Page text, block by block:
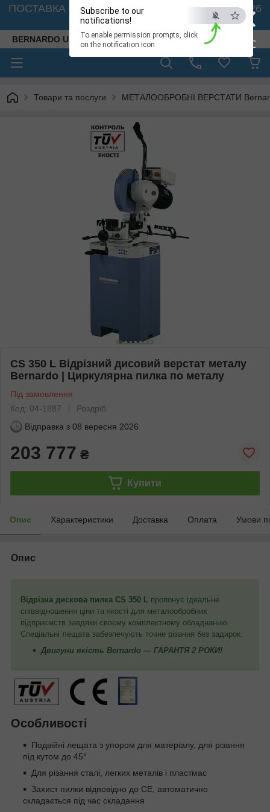
×
ESC
Subscribe to our
notifications!
To enable permission prompts, click
on the notification icon
ПОСТАВКА ВЕРСТАТІВ З АВСТРІЇ - 🚛 26.08. 2026
🚛
BERNARDO UKRAINE
Товари та послуги МЕТАЛООБРОБНІ ВЕРСТАТИ
CS 350 L Відрізний дисовий верстат металу
Bernardo | Циркулярна пилка по металу
Під замовлення
Код: 04-1887
Роздріб
Відправка з 08 вересня 2026
203 777 ₴
Купити
Опис Характеристики Доставка Оплата Умови
Опис
Відрізна дискова пилка CS 350 L пропонує ідеальне
співвідношення ціни та якості для металообробних
підприємств завдяки своєму комплектному обладнанню.
Спеціальні лещата забезпечують точне різання без задирок.
Двигуни якість Bernardo — ГАРАНТЯ 2 РОКИ!
Особливості
Подвійні лещата з упором для матеріалу, для різання
під кутом до 45°
Для різання сталі, легких металів і пластмас
Захист пилки відповідно до CE, автоматично
складається під час складання